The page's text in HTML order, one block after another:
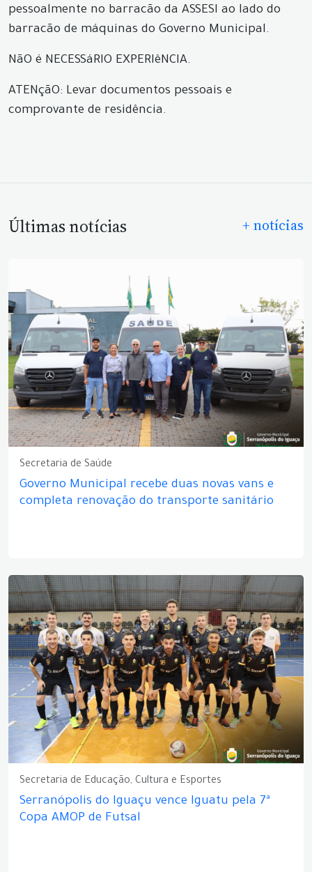
pessoalmente no barracão da ASSESI ao lado do
barracão de máquinas do Governo Municipal.
NãO é NECESSáRIO EXPERIêNCIA.
ATENçãO: Levar documentos pessoais e
comprovante de residência.
Últimas notícias + notícias
Secretaria de Saúde
Governo Municipal recebe duas novas vans e
completa renovação do transporte sanitário
Secretaria de Educação, Cultura e Esportes
Serranópolis do Iguaçu vence Iguatu pela 7ª
Copa AMOP de Futsal